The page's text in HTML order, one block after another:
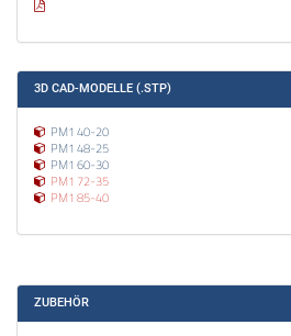
3D CAD-MODELLE (.STP)
PM1 40-20
PM1 48-25
PM1 60-30
PM1 72-35
PM1 85-40
ZUBEHÖR